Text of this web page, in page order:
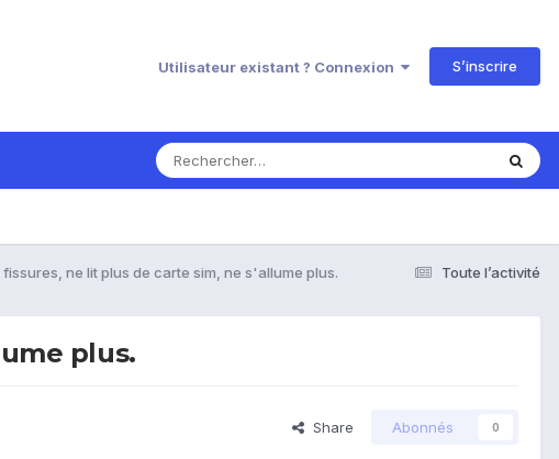
Utilisateur existant ? Connexion S’inscrire
Toute l’activité
ne lit plus de carte sim, ne s'allume plus.
plus.
Share Abonnés 0